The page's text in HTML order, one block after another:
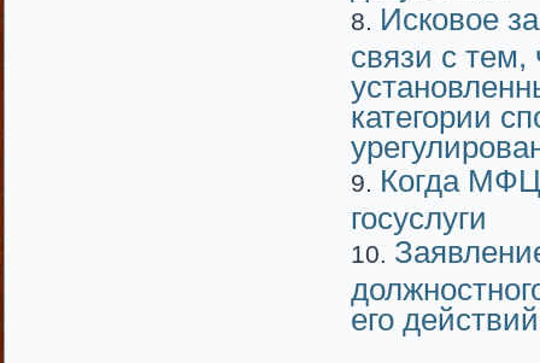
Исковое
связи с
категории
Когда МФЦ
госуслуги
его